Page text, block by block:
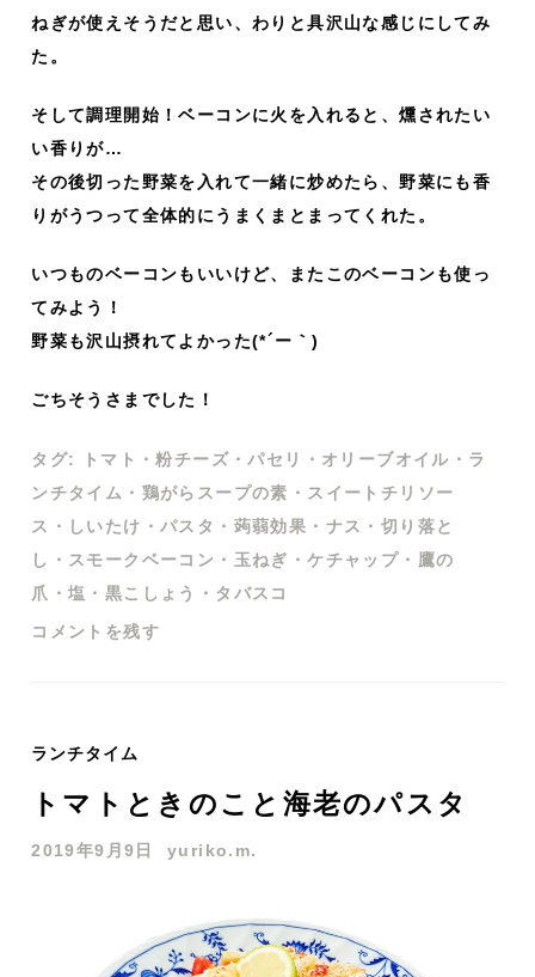
ねぎが使えそうだと思い、わりと具沢山な感じにしてみ
た。
そして調理開始！ベーコンに火を入れると、燻されたい
い香りが…
その後切った野菜を入れて一緒に炒めたら、野菜にも香
りがうつって全体的にうまくまとまってくれた。
いつものベーコンもいいけど、またこのベーコンも使っ
てみよう！
野菜も沢山摂れてよかった(*´ー｀)
ごちそうさまでした！
タグ: トマト ・粉チーズ・パセリ ・ オリーブオイル ・ ラ
ンチタイム ・ 鶏がらスープの素 ・ スイートチリソー
ス
・ しいたけ ・ パスタ ・ 蒟蒻効果 ・ ナス ・ 切り落と
し ・ スモークベーコン ・ 玉ねぎ ・ケチャップ ・ 鷹の
爪 ・ 塩 ・ 黒こしょう ・ タバスコ
コメントを残す
ランチタイム
トマトときのこと海老のパスタ
2019年9月9日 yuriko.m.